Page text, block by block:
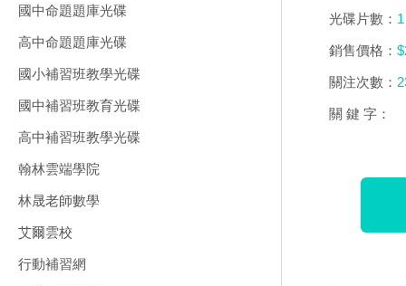
國中命題題庫光碟
高中命題題庫光碟
國小補習班教學光碟
國中補習班教育光碟
高中補習班教學光碟
翰林雲端學院
林晟老師數學
艾爾雲校
行動補習網
光碟片數： 1
銷售價格：
關注次數：
關 鍵 字：